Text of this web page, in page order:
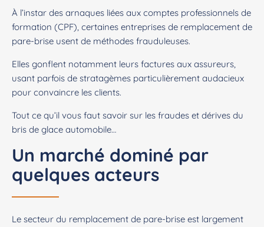
À l’instar des arnaques liées aux comptes professionnels de
formation (CPF), certaines entreprises de remplacement de
pare-brise usent de méthodes frauduleuses.
Elles gonflent notamment leurs factures aux assureurs,
usant parfois de stratagèmes particulièrement audacieux
pour convaincre les clients.
Tout ce qu’il vous faut savoir sur les fraudes et dérives du
bris de glace automobile…
Un marché dominé par
quelques acteurs
Le secteur du remplacement de pare-brise est largement